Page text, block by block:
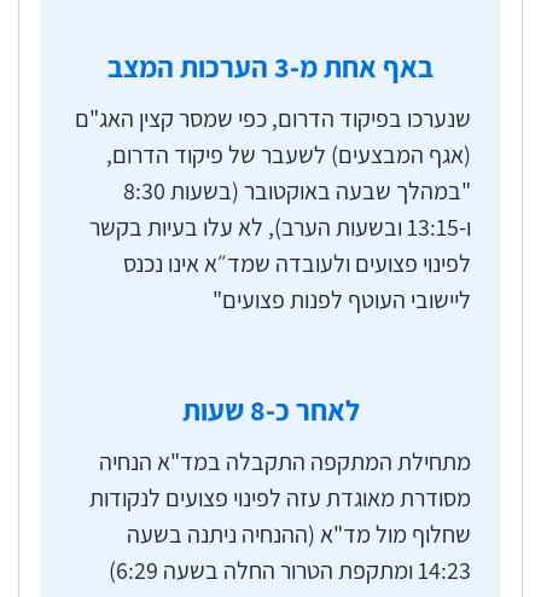
מערכת הבריאות למצבי חירום בדוחות שפרסם בשנת
2007, בשנת 2014 ובשנת 2019.
על פי ההנחיות הרפואיות המקובלות, יש להביא פצוע
קשה או פצוע טראומה לטיפול במרכז הרפואי
המתאים בזמן הקצר ביותר. פינוי מהיר, ובכלל זה
באמצעות אמבולנס או מסוק, ומתן טיפול רפואי
מתאים עשויים למנוע נכות ואף להציל ממוות. כדי
התרשים בקובץ המצורף
בעת התקפה ובמצב מיוחד בעורף, כפי שהוכרז
בשבעה באוקטובר, צה"ל אחראי להפעיל באמצעות
פיקוד העורף (פקע"ר) את ארגוני העזר ואת הציוד
שברשותם, לרבות מד"א - ארגון ההצלה הלאומי של
באף אחת מ-3הערכות המצב
שנערכו בפיקוד הדרום, כפי שמסר קצין האג"ם
(אגף המבצעים) לשעבר של פיקוד הדרום,
"במהלך שבעה באוקטובר (בשעות 8:30
ו-13:15 ובשעות הערב), לא עלו בעיות בקשר
לפינוי פצועים ולעובדה שמד״א אינו נכנס
ליישובי העוטף לפנות פצועים"
לאחר כ-8שעות
מתחילת המתקפה התקבלה במד"א הנחיה
מסודרת מאוגדת עזה לפינוי פצועים לנקודות
שחלוף מול מד"א (ההנחיה ניתנה בשעה
14:23 ומתקפת הטרור החלה בשעה 6:29)